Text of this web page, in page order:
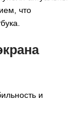
что
и